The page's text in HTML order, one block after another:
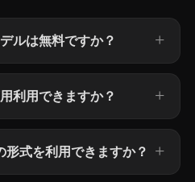
ルは無料ですか？
利用できますか？
式を利用できますか？